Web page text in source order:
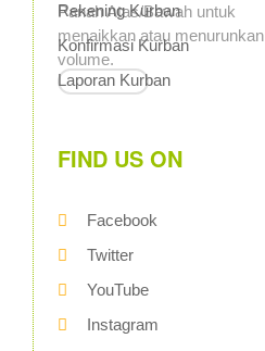
Panah Atas/Bawah untuk
menaikkan atau menurunkan
volume.
Rekening Kurban
Konfirmasi Kurban
Laporan Kurban
FIND US ON
Facebook
Twitter
YouTube
Instagram